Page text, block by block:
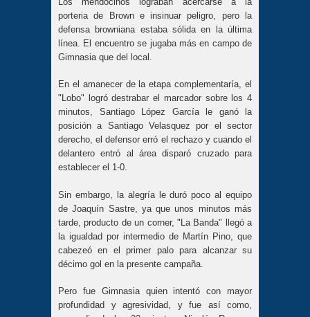
porteria de Brown e insinuar peligro, pero la
defensa browniana estaba sólida en la última
línea. El encuentro se jugaba más en campo de
Gimnasia que del local.
En el amanecer de la etapa complementaría, el
"Lobo" logró destrabar el marcador sobre los 4
minutos, Santiago López García le ganó la
posición a Santiago Velasquez por el sector
derecho, el defensor erró el rechazo y cuando el
delantero entró al área disparó cruzado para
establecer el 1-0.
Sin embargo, la alegría le duró poco al equipo
de Joaquín Sastre, ya que unos minutos más
tarde, producto de un corner, "La Banda" llegó a
la igualdad por intermedio de Martín Pino, que
cabezeó en el primer palo para alcanzar su
décimo gol en la presente campaña.
Pero fue Gimnasia quien intentó con mayor
profundidad y agresividad, y fue así como,